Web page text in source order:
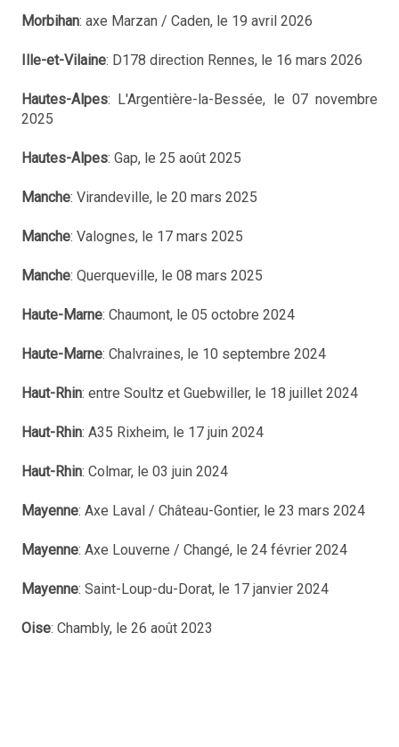
Morbihan: axe Marzan / Caden, le 19 avril 2026
Ille-et-Vilaine: D178 direction Rennes, le 16 mars 2026
Hautes-Alpes: L'Argentière-la-Bessée, le 07 novembre
2025
Hautes-Alpes: Gap, le 25 août 2025
Manche: Virandeville, le 20 mars 2025
Manche: Valognes, le 17 mars 2025
Manche: Querqueville, le 08 mars 2025
Haute-Marne: Chaumont, le 05 octobre 2024
Haute-Marne: Chalvraines, le 10 septembre 2024
Haut-Rhin: entre Soultz et Guebwiller, le 18 juillet 2024
Haut-Rhin: A35 Rixheim, le 17 juin 2024
Haut-Rhin: Colmar, le 03 juin 2024
Mayenne: Axe Laval / Château-Gontier, le 23 mars 2024
Mayenne: Axe Louverne / Changé, le 24 février 2024
Mayenne: Saint-Loup-du-Dorat, le 17 janvier 2024
Oise: Chambly, le 26 août 2023